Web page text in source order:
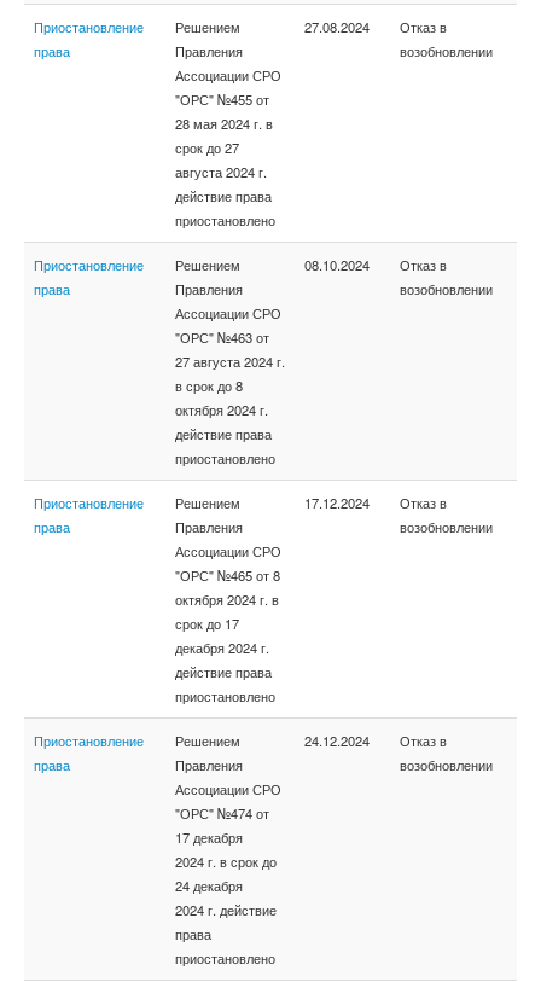
Приостановление
права
Решением
Правления
Ассоциации СРО
"ОРС" №455 от
28 мая 2024 г. в
срок до 27
августа 2024 г.
действие права
приостановлено
27.08.2024
Отказ в
возобновлении
Приостановление
права
Решением
Правления
Ассоциации СРО
"ОРС" №463 от
27 августа 2024 г.
в срок до 8
октября 2024 г.
действие права
приостановлено
08.10.2024
Отказ в
возобновлении
Приостановление
права
Решением
Правления
Ассоциации СРО
"ОРС" №465 от 8
октября 2024 г. в
срок до 17
декабря 2024 г.
действие права
приостановлено
17.12.2024
Отказ в
возобновлении
Приостановление
права
Решением
Правления
Ассоциации СРО
"ОРС" №474 от
17 декабря
2024 г. в срок до
24 декабря
2024 г. действие
права
приостановлено
24.12.2024
Отказ в
возобновлении